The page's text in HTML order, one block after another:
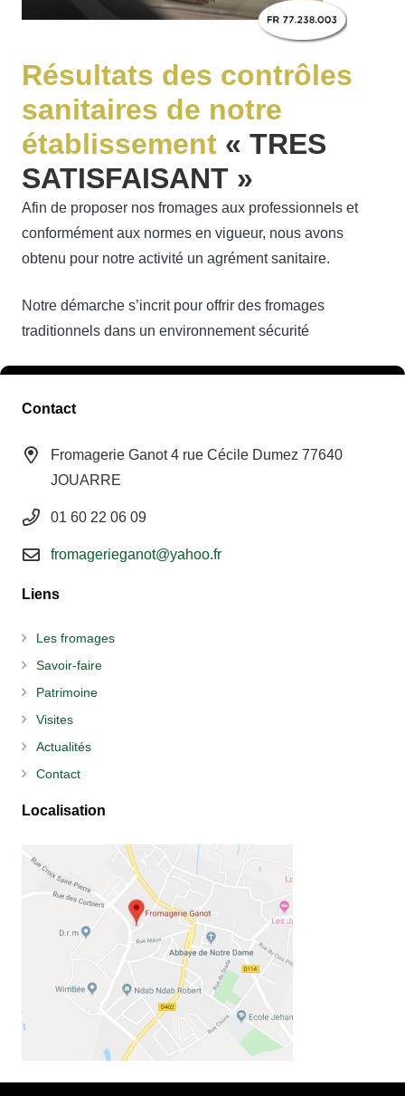
Résultats des contrôles
sanitaires de notre
établissement « TRES
SATISFAISANT »
Afin de proposer nos fromages aux professionnels et
conformément aux normes en vigueur, nous avons
obtenu pour notre activité un agrément sanitaire.
Notre démarche s’incrit pour offrir des fromages
traditionnels dans un environnement sécurité
Contact
Fromagerie Ganot 4 rue Cécile Dumez 77640
JOUARRE
01 60 22 06 09
fromagerieganot@yahoo.fr
Liens
Les fromages
Savoir-faire
Patrimoine
Visites
Actualités
Contact
Localisation